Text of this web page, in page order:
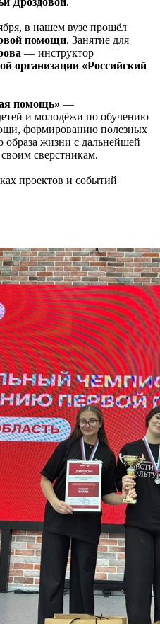
в нашем вузе прошёл
помощи. Занятие для
— инструктор
организации «Российский
помощь» —
и молодёжи по обучению
формированию полезных
жизни с дальнейшей
сверстникам.
проектов и событий